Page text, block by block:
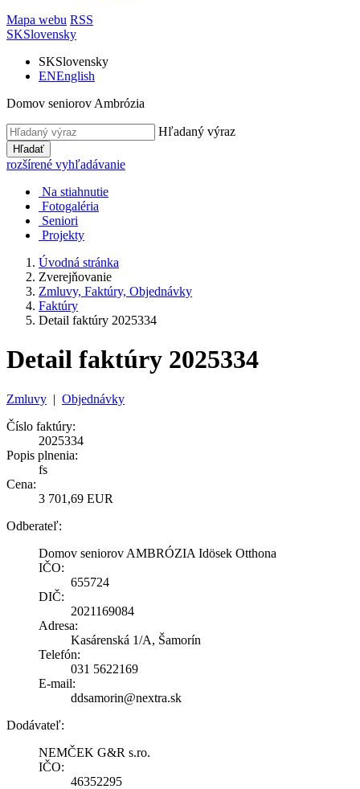
Mapa webu RSS
SKSlovensky
SKSlovensky
ENEnglish
Domov seniorov Ambrózia
Hľadaný výraz
Hľadať
rozšírené vyhľadávanie
Na stiahnutie
Fotogaléria
Seniori
Projekty
Úvodná stránka
Zverejňovanie
Zmluvy, Faktúry, Objednávky
Faktúry
Detail faktúry 2025334
Detail faktúry 2025334
Zmluvy | Objednávky
Číslo faktúry:
2025334
Popis plnenia:
fs
Cena:
3 701,69 EUR
Odberateľ:
Domov seniorov AMBRÓZIA Idösek Otthona
IČO:
655724
DIČ:
2021169084
Adresa:
Kasárenská 1/A, Šamorín
Telefón:
031 5622169
E-mail:
ddsamorin@nextra.sk
Dodávateľ:
NEMČEK G&R s.ro.
IČO:
46352295